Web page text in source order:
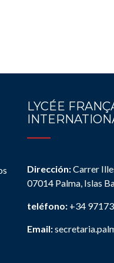
LYCÉE
Dirección:Carrer
07014 Palma, Islas
teléfono: +34
Email: